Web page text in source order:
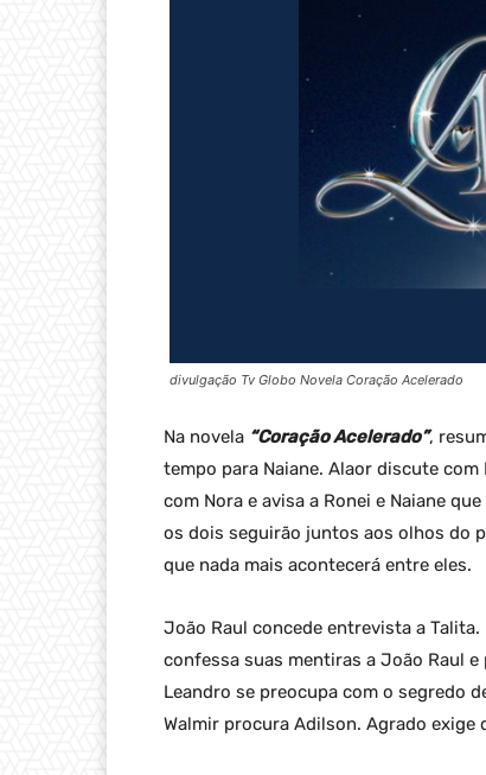
divulgação Tv Globo Novela Coração Acelerado
Na novela “Coração Acelerado”,
tempo para Naiane. Alaor discute
com Nora e avisa a Ronei e Naiane
os dois seguirão juntos aos olhos do
que nada mais acontecerá entre eles.
João Raul concede entrevista a
confessa suas mentiras a João Raul
Leandro se preocupa com o segredo
Walmir procura Adilson. Agrado exige